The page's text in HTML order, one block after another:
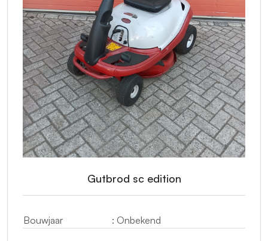
Gutbrod sc edition
Bouwjaar : Onbekend